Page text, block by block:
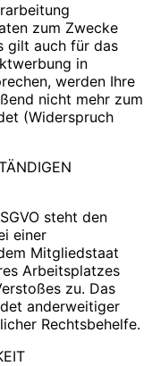
zum Zwecke
gilt auch für das
in
werden Ihre
nicht mehr zum
(Widerspruch
steht den
einer
Mitgliedstaat
Arbeitsplatzes
zu. Das
anderweitiger
Rechtsbehelfe.